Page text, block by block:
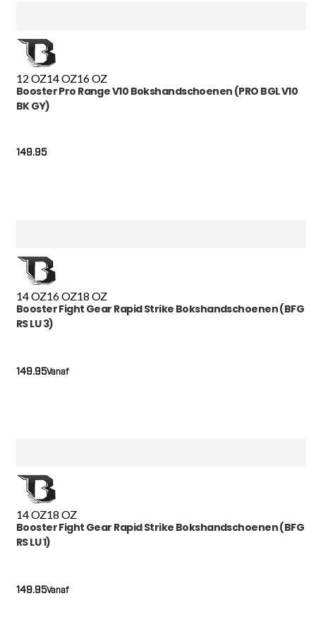
12 OZ14 OZ16 OZ
Booster Pro Range V10 Bokshandschoenen (PRO BGL V10
BK GY)
149.95
14 OZ16 OZ18 OZ
Booster Fight Gear Rapid Strike Bokshandschoenen (BFG
RS LU 3)
Vanaf
149.95
14 OZ18 OZ
Booster Fight Gear Rapid Strike Bokshandschoenen (BFG
RS LU 1)
Vanaf
149.95